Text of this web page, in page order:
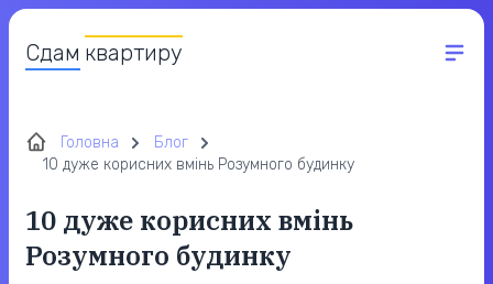
Сдам квартиру
Головна
Блог
10 дуже корисних вмінь Розумного будинку
10 дуже корисних вмінь
Розумного будинку